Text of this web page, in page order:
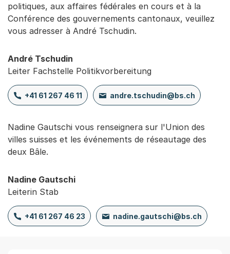
politiques, aux affaires fédérales en cours et à la
Conférence des gouvernements cantonaux, veuillez
vous adresser à André Tschudin.
André Tschudin
Leiter Fachstelle Politikvorbereitung
+41 61 267 46 11 andre.tschudin@bs.ch
Nadine Gautschi vous renseignera sur l'Union des
villes suisses et les événements de réseautage des
deux Bâle.
Nadine Gautschi
Leiterin Stab
+41 61 267 46 23 nadine.gautschi@bs.ch